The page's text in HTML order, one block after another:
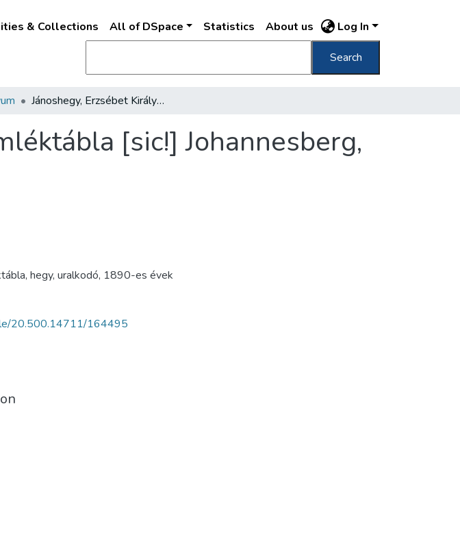
& Collections All of DSpace Statistics About us Log In
Search
Jánoshegy, Erzsébet Királynéemléktábla [sic!] Johannesberg, Köigin Elisabeth-Gedenktafel
[sic!] Johannesberg,
, hegy, uralkodó, 1890-es évek
20.500.14711/164495